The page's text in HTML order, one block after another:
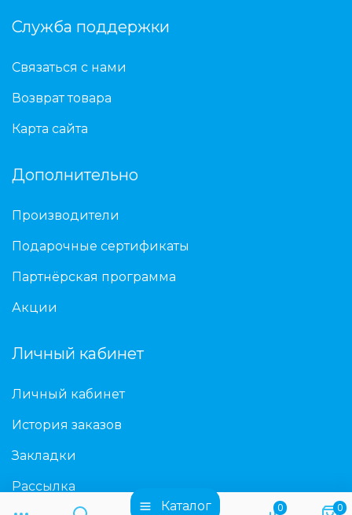
Каталог 0 0
Служба поддержки
Связаться с нами
Возврат товара
Карта сайта
Дополнительно
Производители
Подарочные сертификаты
Партнёрская программа
Акции
Личный кабинет
Личный кабинет
История заказов
Закладки
Рассылка